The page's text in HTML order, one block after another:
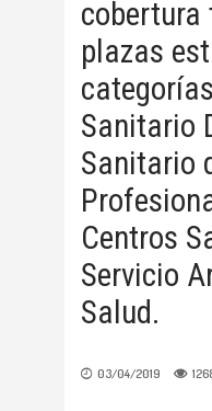
cobertura
plazas
Sanitario
Sanitario
Centros
Servicio
Salud.
03/04/2019